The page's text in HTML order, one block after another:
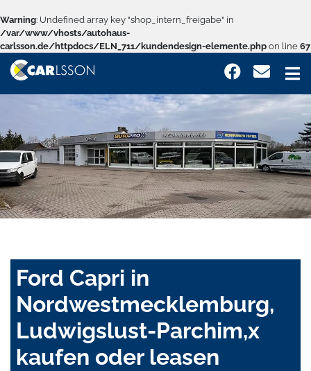
Warning: Undefined array key "shop_intern_freigabe" in
/var/www/vhosts/autohaus-
carlsson.de/httpdocs/ELN_711/kundendesign-elemente.php on line 67
Ford Capri in
Nordwestmecklemburg,
Ludwigslust-Parchim,x
kaufen oder leasen